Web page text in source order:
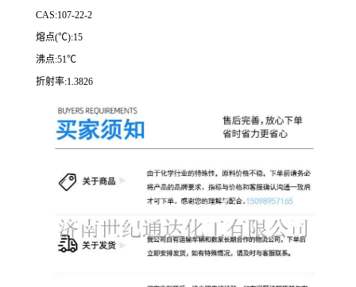
CAS:107-22-2
熔点(℃):15
沸点:51℃
折射率:1.3826